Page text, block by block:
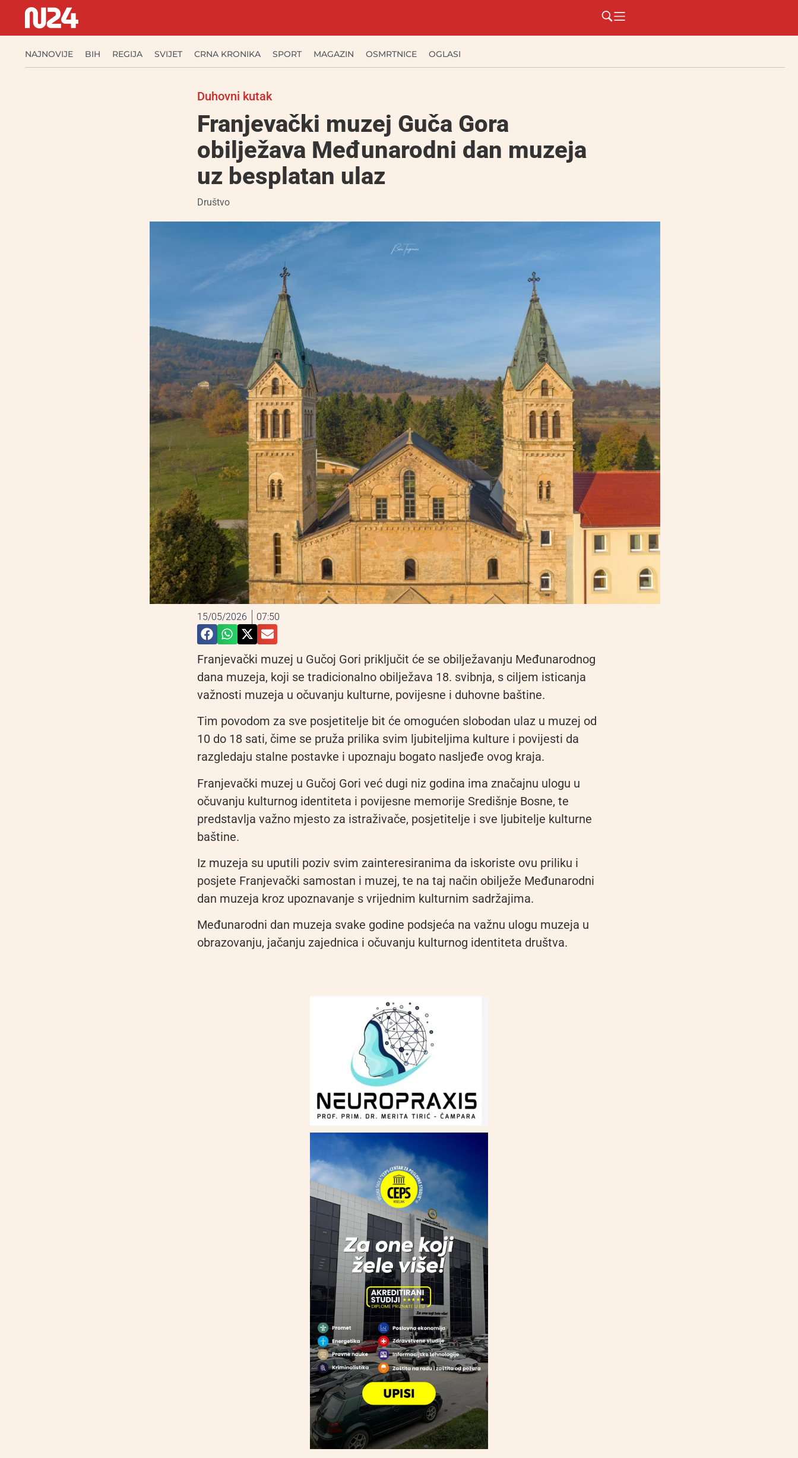
NAJNOVIJE BIH REGIJA SVIJET CRNA KRONIKA SPORT MAGAZIN OSMRTNICE OGLASI
Duhovni kutak
Franjevački muzej Guča Gora
obilježava Međunarodni dan muzeja
uz besplatan ulaz
Društvo
15/05/2026 07:50
Franjevački muzej u Gučoj Gori priključit će se obilježavanju Međunarodnog
dana muzeja, koji se tradicionalno obilježava 18. svibnja, s ciljem isticanja
važnosti muzeja u očuvanju kulturne, povijesne i duhovne baštine.
Tim povodom za sve posjetitelje bit će omogućen slobodan ulaz u muzej od
10 do 18 sati, čime se pruža prilika svim ljubiteljima kulture i povijesti da
razgledaju stalne postavke i upoznaju bogato nasljeđe ovog kraja.
Franjevački muzej u Gučoj Gori već dugi niz godina ima značajnu ulogu u
očuvanju kulturnog identiteta i povijesne memorije Središnje Bosne, te
predstavlja važno mjesto za istraživače, posjetitelje i sve ljubitelje kulturne
baštine.
Iz muzeja su uputili poziv svim zainteresiranima da iskoriste ovu priliku i
posjete Franjevački samostan i muzej, te na taj način obilježe Međunarodni
dan muzeja kroz upoznavanje s vrijednim kulturnim sadržajima.
Međunarodni dan muzeja svake godine podsjeća na važnu ulogu muzeja u
obrazovanju, jačanju zajednica i očuvanju kulturnog identiteta društva.